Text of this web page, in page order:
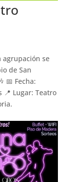
agrupación se
de San
📅 Fecha:
📍 Lugar: Teatro